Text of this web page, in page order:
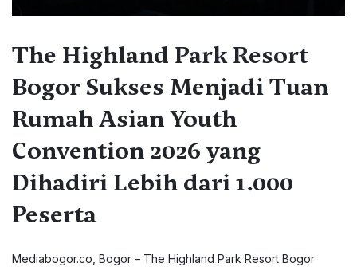
The Highland Park Resort
Bogor Sukses Menjadi Tuan
Rumah Asian Youth
Convention 2026 yang
Dihadiri Lebih dari 1.000
Peserta
Mediabogor.co, Bogor – The Highland Park Resort Bogor